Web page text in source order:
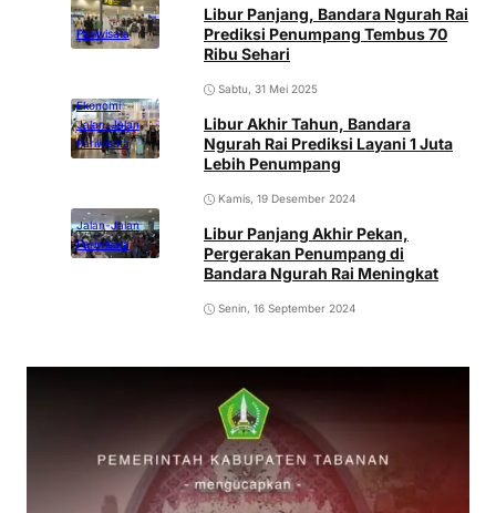
Pariwisata
Libur Panjang, Bandara Ngurah Rai
Prediksi Penumpang Tembus 70
Ribu Sehari
Sabtu, 31 Mei 2025
Ekonomi
Jalan-Jalan
Pariwisata
Libur Akhir Tahun, Bandara
Ngurah Rai Prediksi Layani 1 Juta
Lebih Penumpang
Kamis, 19 Desember 2024
Jalan-Jalan
Pariwisata
Libur Panjang Akhir Pekan,
Pergerakan Penumpang di
Bandara Ngurah Rai Meningkat
Senin, 16 September 2024